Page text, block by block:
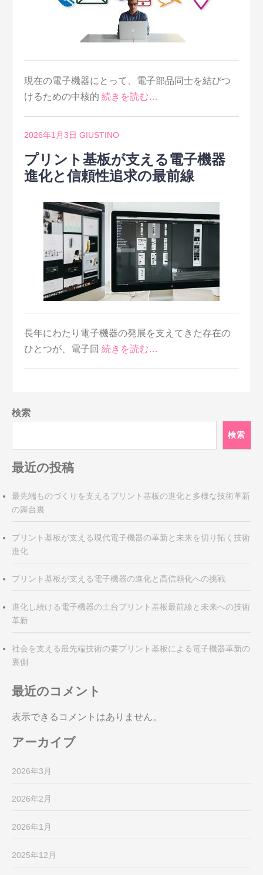
現在の電子機器にとって、電子部品同士を結びつ
けるための中核的 続きを読む…
2026年1月3日 GIUSTINO
プリント基板が支える電子機器
進化と信頼性追求の最前線
長年にわたり電子機器の発展を支えてきた存在の
ひとつが、電子回 続きを読む…
検索
検索
最近の投稿
最先端ものづくりを支えるプリント基板の進化と多様な技術革新
の舞台裏
プリント基板が支える現代電子機器の革新と未来を切り拓く技術
進化
プリント基板が支える電子機器の進化と高信頼化への挑戦
進化し続ける電子機器の土台プリント基板最前線と未来への技術
革新
社会を支える最先端技術の要プリント基板による電子機器革新の
裏側
最近のコメント
表示できるコメントはありません。
アーカイブ
2026年3月
2026年2月
2026年1月
2025年12月